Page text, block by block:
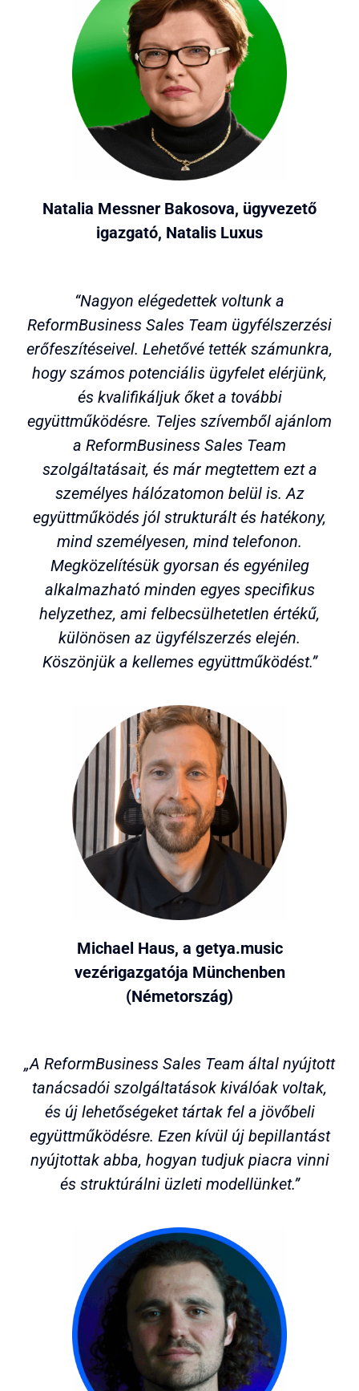
Natalia Messner Bakosova, ügyvezető
igazgató, Natalis Luxus
“Nagyon elégedettek voltunk a
ReformBusiness Sales Team ügyfélszerzési
erőfeszítéseivel. Lehetővé tették számunkra,
hogy számos potenciális ügyfelet elérjünk,
és kvalifikáljuk őket a további
együttműködésre. Teljes szívemből ajánlom
a ReformBusiness Sales Team
szolgáltatásait, és már megtettem ezt a
személyes hálózatomon belül is. Az
együttműködés jól strukturált és hatékony,
mind személyesen, mind telefonon.
Megközelítésük gyorsan és egyénileg
alkalmazható minden egyes specifikus
helyzethez, ami felbecsülhetetlen értékű,
különösen az ügyfélszerzés elején.
Köszönjük a kellemes együttműködést.”
Michael Haus, a getya.music
vezérigazgatója Münchenben
(Németország)
„A ReformBusiness Sales Team által nyújtott
tanácsadói szolgáltatások kiválóak voltak,
és új lehetőségeket tártak fel a jövőbeli
együttműködésre. Ezen kívül új bepillantást
nyújtottak abba, hogyan tudjuk piacra vinni
és struktúrálni üzleti modellünket.”